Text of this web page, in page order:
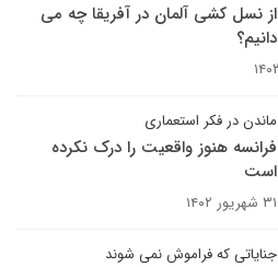
از نسل کشی آلمان در آفریقا چه می
دانیم؟
ماندن در فکر استعماری
فرانسه هنوز واقعیت را درک نکرده
است
۳۱ شهریور ۱۴۰۲
جنایاتی که فراموش نمی شوند